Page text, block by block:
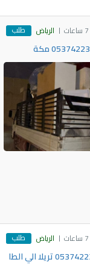
الرياض طلب
الرياض طلب
تريلا ستاره نقل من الرياض الى جدة 0537422374 تريلا الي الطا